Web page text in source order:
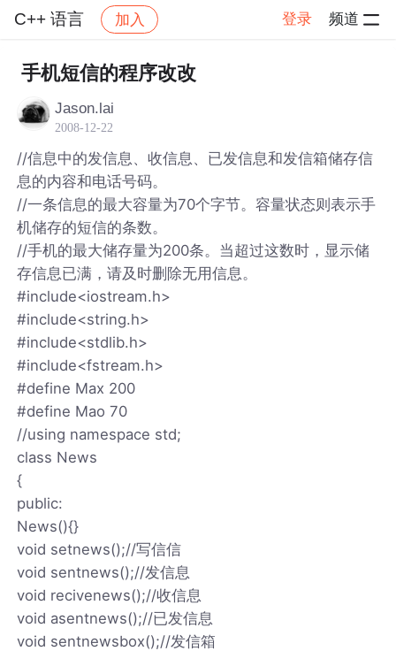
C++ 语言 加入 登录 频道
社区 C++ 语言 帖子详情
手机短信的程序改改
Jason.lai
2008-12-22
//信息中的发信息、收信息、已发信息和发信箱储存信
息的内容和电话号码。
//一条信息的最大容量为70个字节。容量状态则表示手
机储存的短信的条数。
//手机的最大储存量为200条。当超过这数时，显示储
存信息已满，请及时删除无用信息。
#include<iostream.h>
#include<string.h>
#include<stdlib.h>
#include<fstream.h>
#define Max 200
#define Mao 70
//using namespace std;
class News
{
public:
News(){}
void setnews();//写信信
void sentnews();//发信息
void recivenews();//收信息
void asentnews();//已发信息
void sentnewsbox();//发信箱